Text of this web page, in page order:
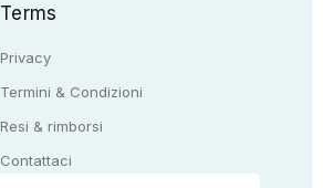
Terms
Privacy
Termini & Condizioni
Resi & rimborsi
Contattaci